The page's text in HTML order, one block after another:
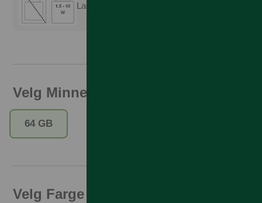
Lader er ikke inkludert
Velg Minne
64 GB
Velg Farge